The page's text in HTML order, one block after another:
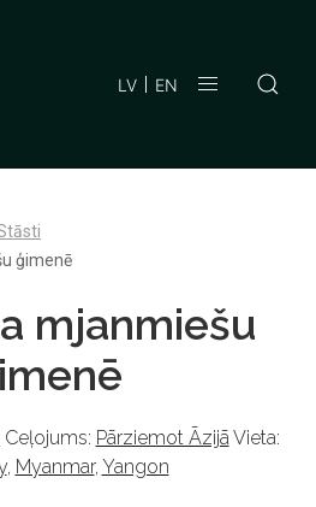
LV EN
ģimenē
mjanmiešu
Ceļojums: Pārziemot ĀzijāVieta:
, Myanmar, Yangon